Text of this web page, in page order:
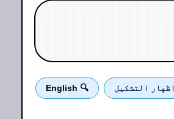
اظهار التشكيل 🔍 English